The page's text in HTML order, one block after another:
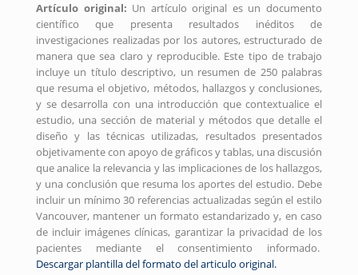
Artículo original: Un artículo original es un documento
científico que presenta resultados inéditos de
investigaciones realizadas por los autores, estructurado de
manera que sea claro y reproducible. Este tipo de trabajo
incluye un título descriptivo, un resumen de 250 palabras
que resuma el objetivo, métodos, hallazgos y conclusiones,
y se desarrolla con una introducción que contextualice el
estudio, una sección de material y métodos que detalle el
diseño y las técnicas utilizadas, resultados presentados
objetivamente con apoyo de gráficos y tablas, una discusión
que analice la relevancia y las implicaciones de los hallazgos,
y una conclusión que resuma los aportes del estudio. Debe
incluir un mínimo 30 referencias actualizadas según el estilo
Vancouver, mantener un formato estandarizado y, en caso
de incluir imágenes clínicas, garantizar la privacidad de los
pacientes mediante el consentimiento informado.
Descargar plantilla del formato del articulo original.